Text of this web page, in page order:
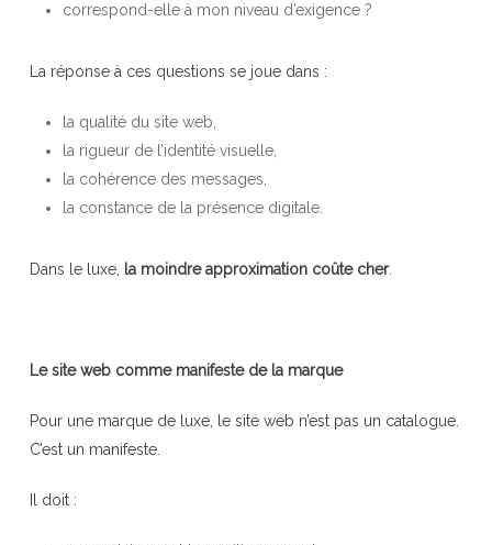
correspond-elle à mon niveau d’exigence ?
La réponse à ces questions se joue dans :
la qualité du site web,
la rigueur de l’identité visuelle,
la cohérence des messages,
la constance de la présence digitale.
Dans le luxe, la moindre approximation coûte cher.
Le site web comme manifeste de la marque
Pour une marque de luxe, le site web n’est pas un catalogue.
C’est un manifeste.
Il doit :